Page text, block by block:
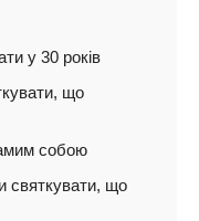
у 30 років
що
собою
святкувати, що